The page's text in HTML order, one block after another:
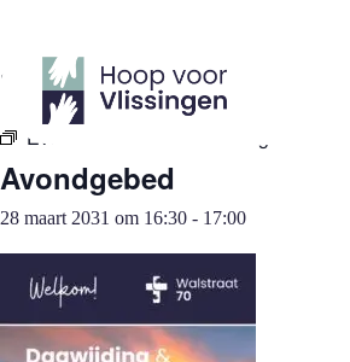
inhoud
« Alle Evenementen
Evenementenreeks:
Avondgebed
28 maart 2031 om 16:30 - 17:00